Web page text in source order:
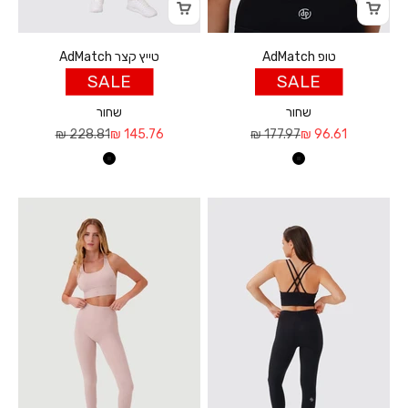
טופ AdMatch
SALE
שחור
מחיר מבצע
96.61 ₪ מחיר רגיל
177.97 ₪
שחור
טייץ קצר AdMatch
SALE
שחור
מחיר מבצע
145.76 ₪ מחיר רגיל
228.81 ₪
שחור